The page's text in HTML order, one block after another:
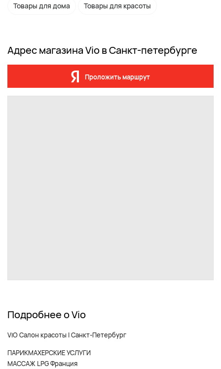
Товары для дома Товары для красоты
Адрес магазина Viо в Санкт-петербурге
Проложить маршрут
Подробнее о Viо
ViO Салон красоты I Санкт-Петербург
ПАРИКМАХЕРСКИЕ УСЛУГИ
МАССАЖ LPG Франция